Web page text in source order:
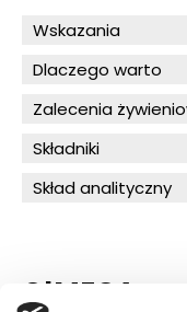
Wskazania
Dlaczego warto
Zalecenia
Składniki
Skład analityczny
O!MEGA